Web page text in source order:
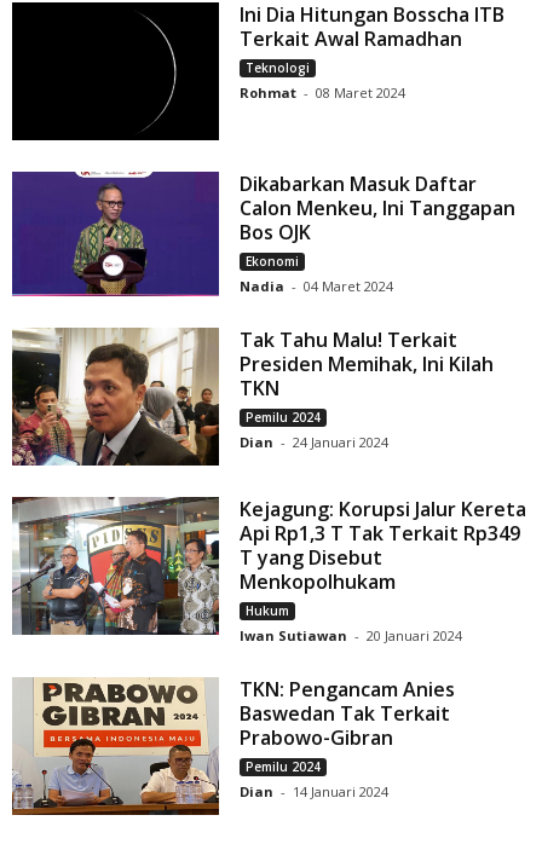
Ini Dia Hitungan Bosscha ITB
Terkait Awal Ramadhan
Teknologi
Rohmat - 08 Maret 2024
Dikabarkan Masuk Daftar
Calon Menkeu, Ini Tanggapan
Bos OJK
Ekonomi
Nadia - 04 Maret 2024
Tak Tahu Malu! Terkait
Presiden Memihak, Ini Kilah
TKN
Pemilu 2024
Dian - 24 Januari 2024
Kejagung: Korupsi Jalur Kereta
Api Rp1,3 T Tak Terkait Rp349
T yang Disebut
Menkopolhukam
Hukum
Iwan Sutiawan - 20 Januari 2024
TKN: Pengancam Anies
Baswedan Tak Terkait
Prabowo-Gibran
Pemilu 2024
Dian - 14 Januari 2024